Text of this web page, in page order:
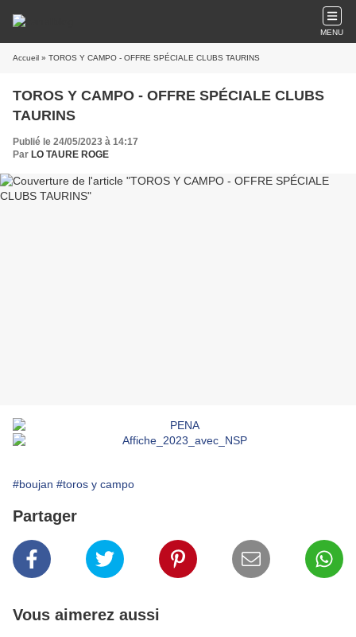
MENU
Accueil » TOROS Y CAMPO - OFFRE SPÉCIALE CLUBS TAURINS
TOROS Y CAMPO - OFFRE SPÉCIALE CLUBS
TAURINS
Publié le 24/05/2023 à 14:17
Par LO TAURE ROGE
#boujan #toros y campo
Partager
Vous aimerez aussi